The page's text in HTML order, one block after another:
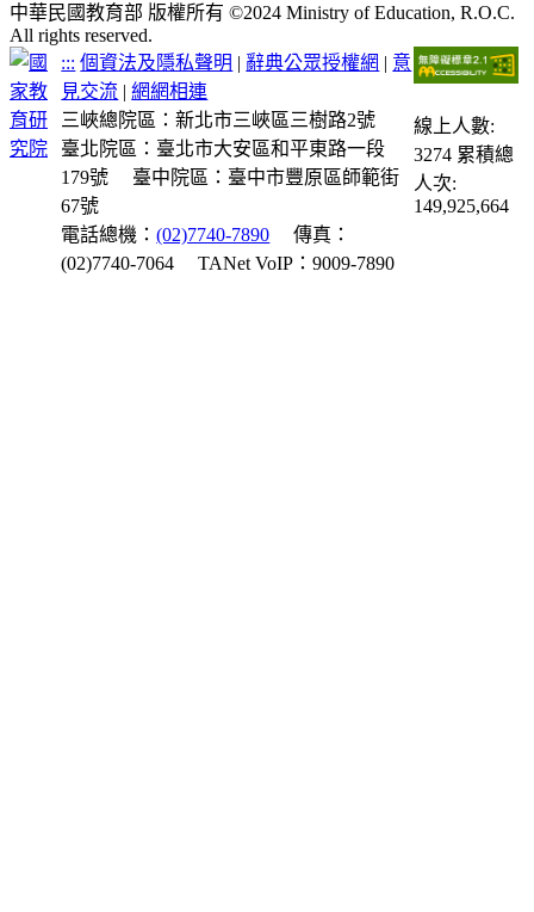
中華民國教育部 版權所有 ©2024 Ministry of Education, R.O.C.
All rights reserved.
::: 個資法及隱私聲明 | 辭典公眾授權網 | 意
見交流 |網網相連
三峽總院區：新北市三峽區三樹路2號
臺北院區：臺北市大安區和平東路一段
179號
臺中院區：臺中市豐原區師範街
67號
電話總機：(02)7740-7890
傳真：
(02)7740-7064
TANet VoIP：9009-7890
線上人數:
3274 累積總
人次:
149,925,664